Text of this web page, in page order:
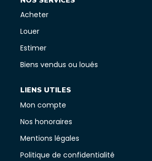
Acheter
Louer
Estimer
Biens vendus ou loués
LIENS UTILES
Mon compte
Nos honoraires
Mentions légales
Politique de confidentialité